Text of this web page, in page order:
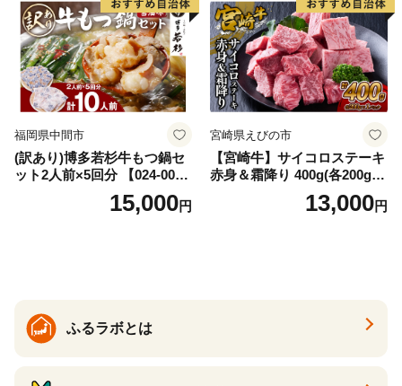
福岡県中間市
(訳あり)博多若杉牛もつ鍋セ
ット2人前×5回分 【024-002
15,000円
宮崎県えびの市
【宮崎牛】サイコロステーキ
赤身＆霜降り 400g(各200g×
１P 計2P) 真空パック 冷凍
13,000円
ふるラボとは